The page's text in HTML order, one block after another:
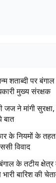
शताब्दी पर
मुख्य संरक्षक
जज ने मांगी
बात
के नियमों के तहत
विवाद
के तटीय
बारिश की